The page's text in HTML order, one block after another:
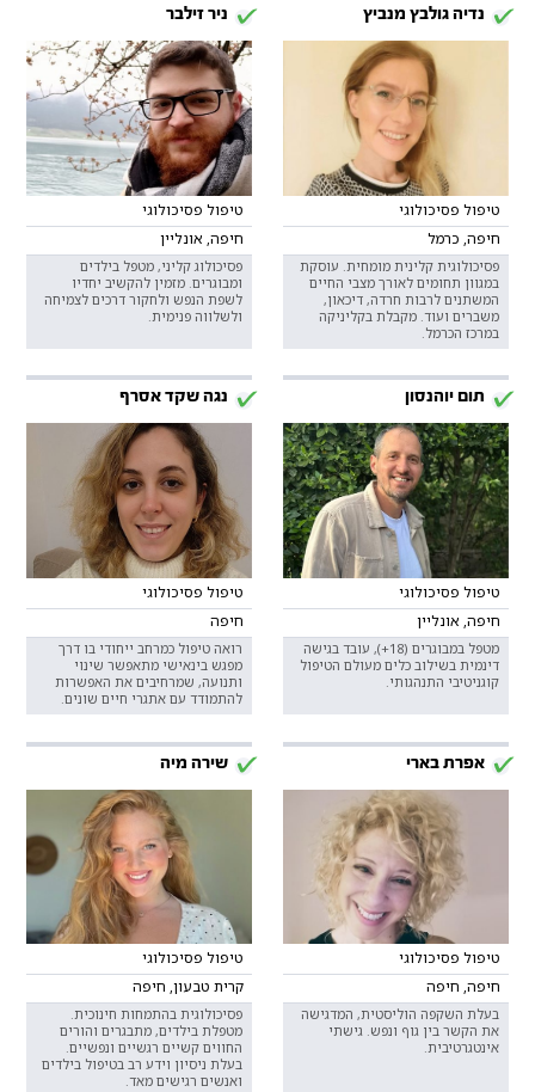
נדיה גולבץ מנביץ
טיפול פסיכולוגי
חיפה, כרמל
פסיכולוגית קלינית מומחית. עוסקת
במגוון תחומים לאורך מצבי החיים
המשתנים לרבות חרדה, דיכאון,
משברים ועוד. מקבלת בקליניקה
במרכז הכרמל.
ניר זילבר
טיפול פסיכולוגי
חיפה, אונליין
פסיכולוג קליני, מטפל בילדים
ומבוגרים. מזמין להקשיב יחדיו
לשפת הנפש ולחקור דרכים לצמיחה
ולשלווה פנימית.
תום יוהנסון
טיפול פסיכולוגי
חיפה, אונליין
מטפל במבוגרים (18+), עובד בגישה
דינמית בשילוב כלים מעולם הטיפול
קוגניטיבי התנהגותי.
נגה שקד אסרף
טיפול פסיכולוגי
חיפה
רואה טיפול כמרחב ייחודי בו דרך
מפגש בינאישי מתאפשר שינוי
ותנועה, שמרחיבים את האפשרות
להתמודד עם אתגרי חיים שונים.
אפרת בארי
טיפול פסיכולוגי
חיפה, חיפה
בעלת השקפה הוליסטית, המדגישה
את הקשר בין גוף ונפש. גישתי
אינטגרטיבית.
שירה מיה
טיפול פסיכולוגי
קרית טבעון, חיפה
פסיכולוגית בהתמחות חינוכית.
מטפלת בילדים, מתבגרים והורים
החווים קשיים רגשיים ונפשיים.
בעלת ניסיון וידע רב בטיפול בילדים
ואנשים רגישים מאד.